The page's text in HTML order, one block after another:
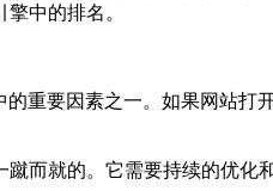
中的排名。
重要因素之一。如果网站
而就的。它需要持续的优